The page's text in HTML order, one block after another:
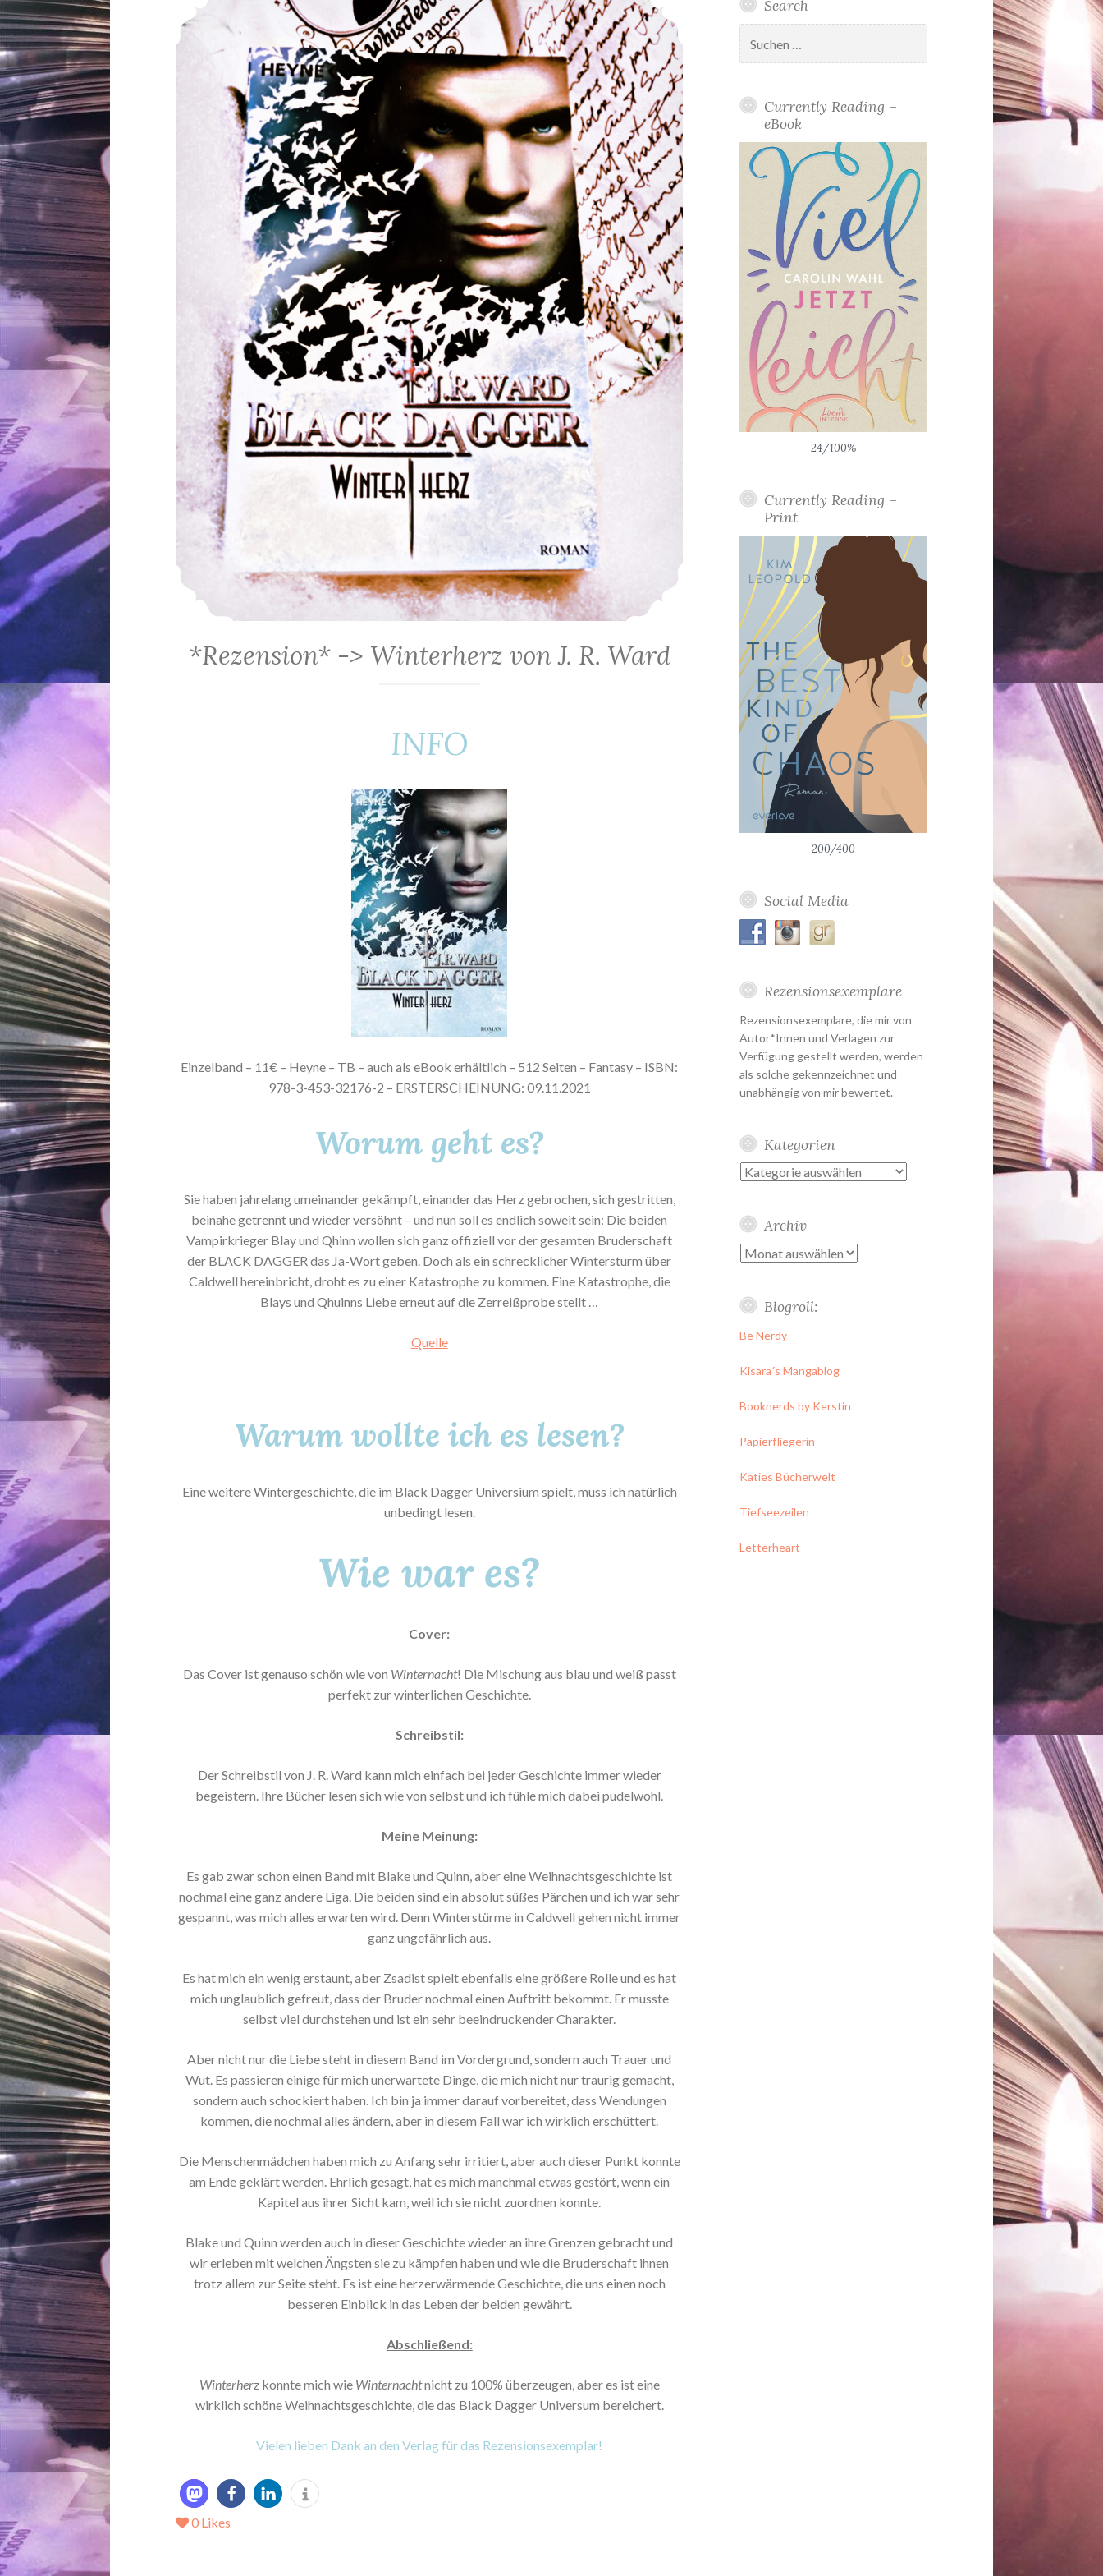
*Rezension* -> Winterherz von J. R. Ward
INFO
Einzelband – 11€ – Heyne – TB – auch als eBook erhältlich – 512 Seiten – Fantasy – ISBN:
978-3-453-32176-2 – ERSTERSCHEINUNG: 09.11.2021
Worum geht es?
Sie haben jahrelang umeinander gekämpft, einander das Herz gebrochen, sich gestritten,
beinahe getrennt und wieder versöhnt – und nun soll es endlich soweit sein: Die beiden
Vampirkrieger Blay und Qhinn wollen sich ganz offiziell vor der gesamten Bruderschaft
der BLACK DAGGER das Ja-Wort geben. Doch als ein schrecklicher Wintersturm über
Caldwell hereinbricht, droht es zu einer Katastrophe zu kommen. Eine Katastrophe, die
Blays und Qhuinns Liebe erneut auf die Zerreißprobe stellt …
Quelle
Warum wollte ich es lesen?
Eine weitere Wintergeschichte, die im Black Dagger Universium spielt, muss ich natürlich
unbedingt lesen.
Wie war es?
Cover:
Das Cover ist genauso schön wie von Winternacht! Die Mischung aus blau und weiß passt
perfekt zur winterlichen Geschichte.
Schreibstil:
Der Schreibstil von J. R. Ward kann mich einfach bei jeder Geschichte immer wieder
begeistern. Ihre Bücher lesen sich wie von selbst und ich fühle mich dabei pudelwohl.
Meine Meinung:
Es gab zwar schon einen Band mit Blake und Quinn, aber eine Weihnachtsgeschichte ist
nochmal eine ganz andere Liga. Die beiden sind ein absolut süßes Pärchen und ich war sehr
gespannt, was mich alles erwarten wird. Denn Winterstürme in Caldwell gehen nicht immer
ganz ungefährlich aus.
Es hat mich ein wenig erstaunt, aber Zsadist spielt ebenfalls eine größere Rolle und es hat
mich unglaublich gefreut, dass der Bruder nochmal einen Auftritt bekommt. Er musste
selbst viel durchstehen und ist ein sehr beeindruckender Charakter.
Aber nicht nur die Liebe steht in diesem Band im Vordergrund, sondern auch Trauer und
Wut. Es passieren einige für mich unerwartete Dinge, die mich nicht nur traurig gemacht,
sondern auch schockiert haben. Ich bin ja immer darauf vorbereitet, dass Wendungen
kommen, die nochmal alles ändern, aber in diesem Fall war ich wirklich erschüttert.
Die Menschenmädchen haben mich zu Anfang sehr irritiert, aber auch dieser Punkt konnte
am Ende geklärt werden. Ehrlich gesagt, hat es mich manchmal etwas gestört, wenn ein
Kapitel aus ihrer Sicht kam, weil ich sie nicht zuordnen konnte.
Blake und Quinn werden auch in dieser Geschichte wieder an ihre Grenzen gebracht und
wir erleben mit welchen Ängsten sie zu kämpfen haben und wie die Bruderschaft ihnen
trotz allem zur Seite steht. Es ist eine herzerwärmende Geschichte, die uns einen noch
besseren Einblick in das Leben der beiden gewährt.
Abschließend:
Winterherzkonnte mich wie Winternachtnicht zu 100% überzeugen, aber es ist eine
wirklich schöne Weihnachtsgeschichte, die das Black Dagger Universum bereichert.
Vielen lieben Dank an den Verlag für das Rezensionsexemplar!
0 Likes
Search
nach:
Currently Reading –
eBook
24/100%
Currently Reading –
Print
200/400
Social Media
Rezensionsexemplare
Rezensionsexemplare, die mir von
Autor*Innen und Verlagen zur
Verfügung gestellt werden, werden
als solche gekennzeichnet und
unabhängig von mir bewertet.
Kategorien
Kategorien
Archiv
Archiv
Blogroll:
Be Nerdy
Kisara´s Mangablog
Booknerds by Kerstin
Papierfliegerin
Katies Bücherwelt
Tiefseezeilen
Letterheart